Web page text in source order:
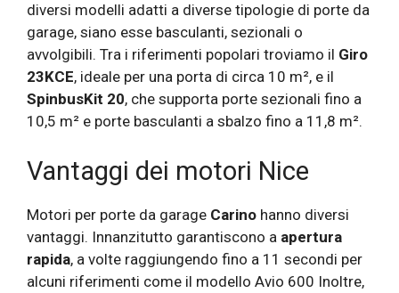
diversi modelli adatti a diverse tipologie di porte da
garage, siano esse basculanti, sezionali o
avvolgibili. Tra i riferimenti popolari troviamo il Giro
23KCE, ideale per una porta di circa 10 m², e il
SpinbusKit 20, che supporta porte sezionali fino a
10,5 m² e porte basculanti a sbalzo fino a 11,8 m².
Vantaggi dei motori Nice
Motori per porte da garage Carino hanno diversi
vantaggi. Innanzitutto garantiscono a apertura
rapida, a volte raggiungendo fino a 11 secondi per
alcuni riferimenti come il modello Avio 600 Inoltre,